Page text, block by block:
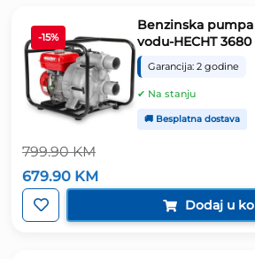
-15%
799.90KM
Izvorna
cijena
bila
je:
679.90 KM
cijena
679.90 KM.
Benzinska
vodu-HECHT 3680
Garancija: 2 godine
✔ Na stanju
🚚 Besplatna dostava
Dodaj u